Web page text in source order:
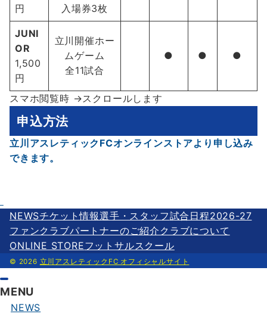
円
入場券3枚
JUNI
OR
1,500
円
立川開催ホー
ムゲーム
全11試合
● ● ●
スマホ閲覧時 →スクロールします
申込方法
立川アスレティックFCオンラインストアより申し込み
できます。
NEWSチケット情報選手・スタッフ試合日程2026-27
ファンクラブパートナーのご紹介 クラブについて
ONLINE STOREフットサルスクール
© 2026 立川アスレティックFC オフィシャルサイト
MENU
NEWS